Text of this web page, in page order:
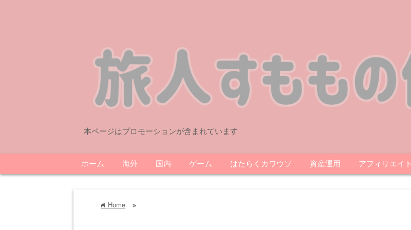
本ページはプロモーションが含まれています
ホーム 海外 国内 ゲーム はたらくカワウソ 資産運用 アフィリエイト
home Home »